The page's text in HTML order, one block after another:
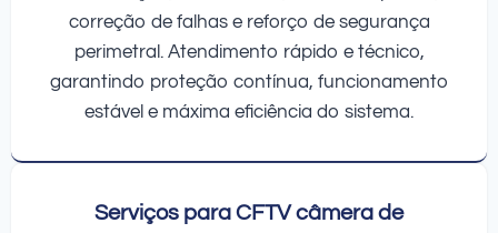
correção de falhas e reforço de segurança
perimetral. Atendimento rápido e técnico,
garantindo proteção contínua, funcionamento
estável e máxima eficiência do sistema.
Serviços para CFTV câmera de